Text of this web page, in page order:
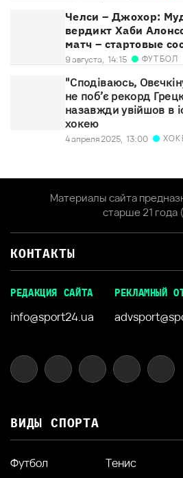
Челси – Джохор:
вердикт Хаби
матч – стартовые
9 августа, 14:15 ФУТБОЛ
"Сподіваюсь,
не поб’є рекорд
назавжди увійшов в
хокею
4 апреля 2025, 13:00
Материалы сайта
старше 21 года
КОНТАКТЫ
РЕДАКЦИЯ САЙТА
info@sport24.ua
РЕКЛАМНЫЙ
ВИДЫ СПОРТА
Футбол Тенис